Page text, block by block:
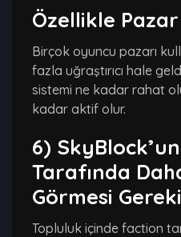
Özellikle
Birçok oyuncu pazarı
fazla uğraştırıcı hale
sistemi ne kadar rahat
kadar aktif olur.
6) SkyBlock’un
Tarafında
Görmesi
Topluluk içinde faction